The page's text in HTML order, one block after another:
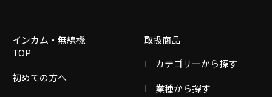
インカム・無線機
TOP
初めての方へ
取扱商品
カテゴリーから探す
業種から探す